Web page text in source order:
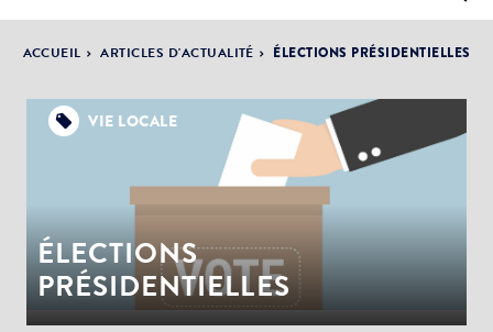
PRATIQUES &
DÉMARCHES
ACTUALITÉS &
ÉVÈNEMENTS
LA VILLE
DÉMOCRATIE
PARTICIPATIVE
ACCUEIL ARTICLES D'ACTUALITÉ ÉLECTIONS PRÉSIDENTIELLES
VIE LOCALE
ÉLECTIONS
PRÉSIDENTIELLES